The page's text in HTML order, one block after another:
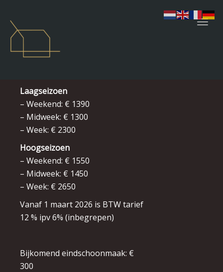
Laagseizoen
– Weekend: € 1390
– Midweek: € 1300
– Week: € 2300
Hoogseizoen
– Weekend: € 1550
– Midweek: € 1450
– Week: € 2650
Vanaf 1 maart 2026 is BTW tarief
12 % ipv 6% (inbegrepen)
Bijkomend eindschoonmaak: €
300